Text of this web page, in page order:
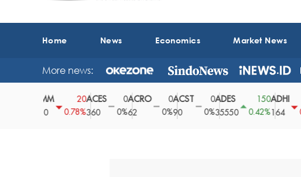
Home News Economics Market News
More news:
0.78%
ACES
360
0
0%
ACRO
62
0
ACST
90
0
ADES
35550
0.42%
ADHI
164